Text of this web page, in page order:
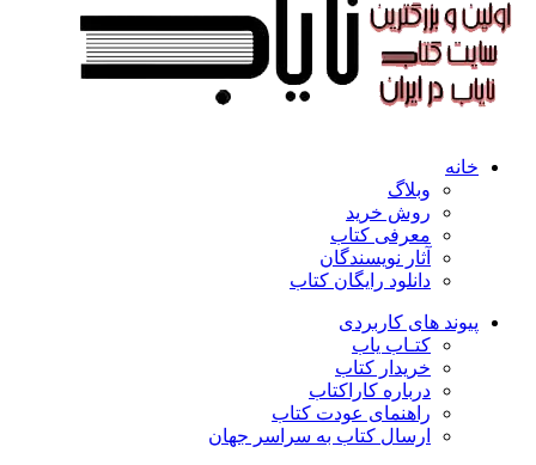
خانه
وبلاگ
روش خرید
معرفی کتاب
آثار نویسندگان
دانلود رایگان کتاب
پیوند های کاربردی
کتـاب یاب
خریدار کتاب
درباره کاراکتاب
راهنمای عودت کتاب
ارسال کتاب به سراسر جهان